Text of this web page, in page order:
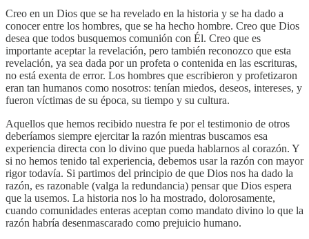
Creo en un Dios que se ha revelado en la historia y se ha dado a
conocer entre los hombres, que se ha hecho hombre. Creo que Dios
desea que todos busquemos comunión con Él. Creo que es
importante aceptar la revelación, pero también reconozco que esta
revelación, ya sea dada por un profeta o contenida en las escrituras,
no está exenta de error. Los hombres que escribieron y profetizaron
eran tan humanos como nosotros: tenían miedos, deseos, intereses, y
fueron víctimas de su época, su tiempo y su cultura.
Aquellos que hemos recibido nuestra fe por el testimonio de otros
deberíamos siempre ejercitar la razón mientras buscamos esa
experiencia directa con lo divino que pueda hablarnos al corazón. Y
si no hemos tenido tal experiencia, debemos usar la razón con mayor
rigor todavía. Si partimos del principio de que Dios nos ha dado la
razón, es razonable (valga la redundancia) pensar que Dios espera
que la usemos. La historia nos lo ha mostrado, dolorosamente,
cuando comunidades enteras aceptan como mandato divino lo que la
razón habría desenmascarado como prejuicio humano.